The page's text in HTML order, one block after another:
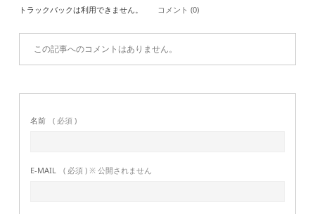
トラックバックは利用できません。 コメント (0)
この記事へのコメントはありません。
名前 ( 必須 )
E-MAIL ( 必須 ) ※ 公開されません